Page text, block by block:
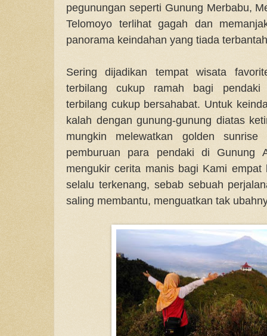
pegunungan seperti Gunung Merbabu,
Telomoyo terlihat gagah dan
panorama keindahan yang tiada
Sering dijadikan tempat wisata
terbilang cukup ramah bagi
terbilang cukup bersahabat. Untuk
kalah dengan gunung-gunung diatas
mungkin melewatkan golden
pemburuan para pendaki di Gunung
mengukir cerita manis bagi Kami
selalu terkenang, sebab sebuah
saling membantu, menguatkan tak